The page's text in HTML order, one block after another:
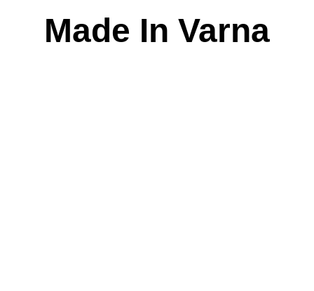
Made In Varna